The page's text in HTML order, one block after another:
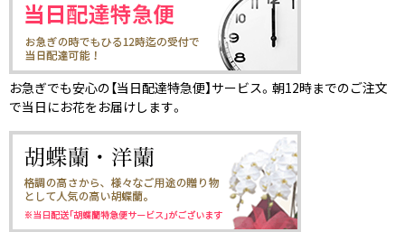
お急ぎでも安心の【当日配達特急便】サービス。朝12時までのご注文
で当日にお花をお届けします。